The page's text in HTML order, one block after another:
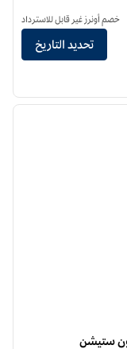
محطة نوما يونيون
خصم أونرز غير قابل للاسترداد
تحديد التاريخ
الصورة
ستيشن